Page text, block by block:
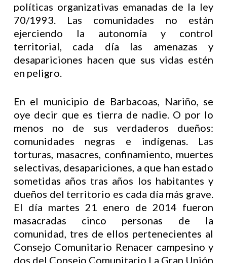
políticas organizativas emanadas de la ley
70/1993. Las comunidades no están
ejerciendo la autonomía y control
territorial, cada día las amenazas y
desapariciones hacen que sus vidas estén
en peligro.
En el municipio de Barbacoas, Nariño, se
oye decir que es tierra de nadie. O por lo
menos no de sus verdaderos dueños:
comunidades negras e indígenas. Las
torturas, masacres, confinamiento, muertes
selectivas, desapariciones, a que han estado
sometidas años tras años los habitantes y
dueños del territorio es cada día más grave.
El día martes 21 enero de 2014 fueron
masacradas cinco personas de la
comunidad, tres de ellos pertenecientes al
Consejo Comunitario Renacer campesino y
dos del Consejo Comunitario La Gran Unión